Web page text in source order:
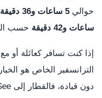
حوالي 5 ساعات و36 دقيقة
ساعات و42 دقيقة
حسب
إذا كنت تسافر كعائلة أو
الترانسفير الخاص هو